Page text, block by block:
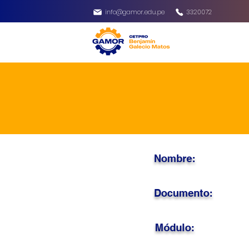
info@gamor.edu.pe 3320072
Nombre:
Documento:
Módulo: